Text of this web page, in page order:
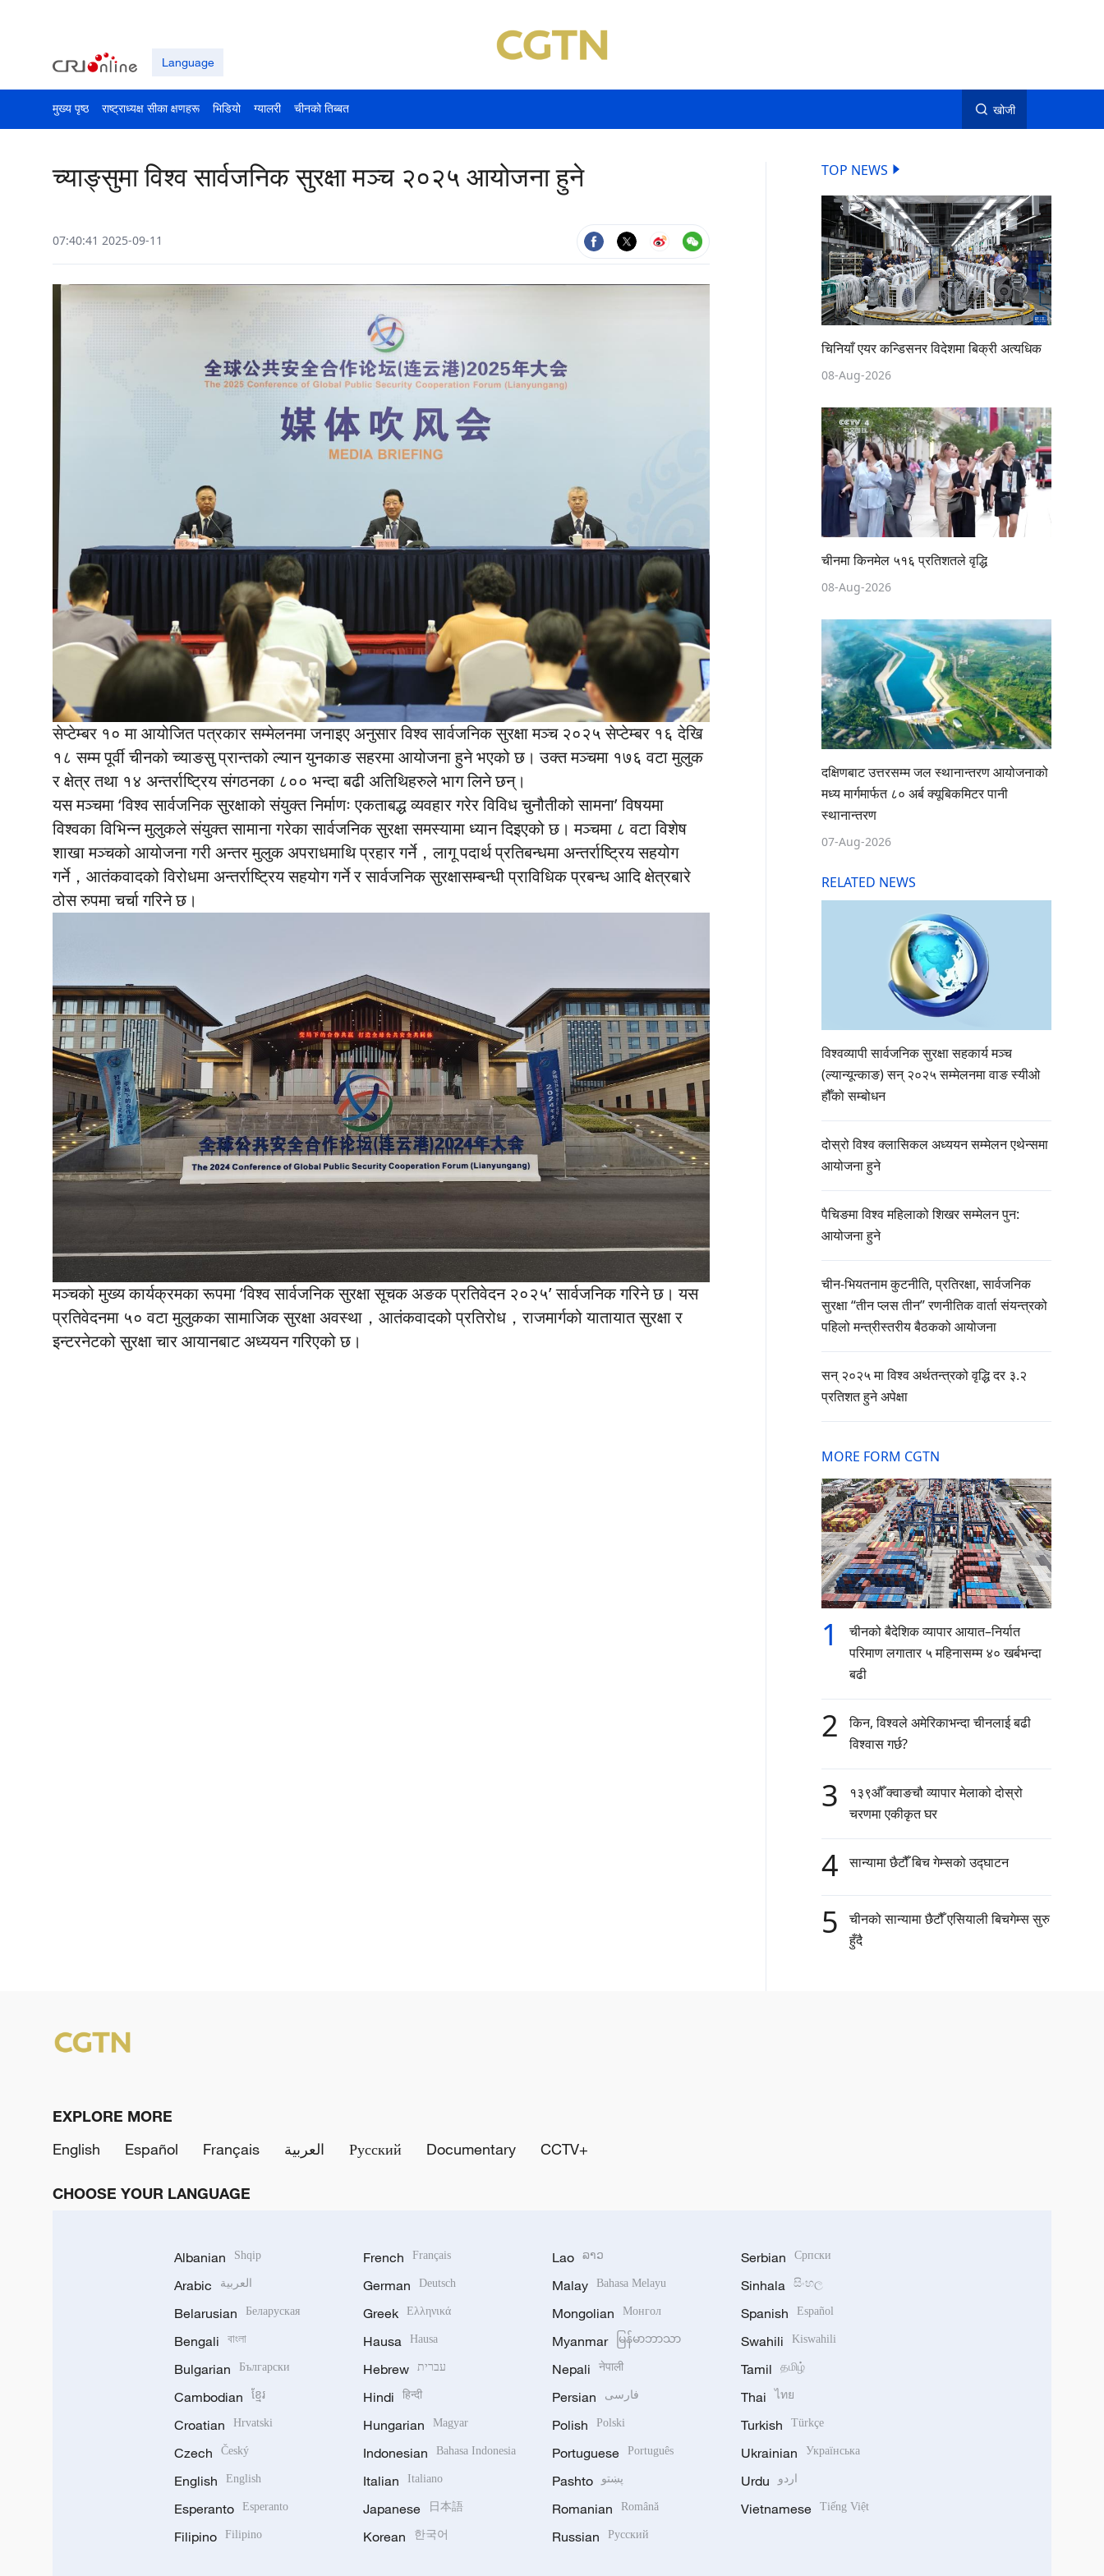
Language
मुख्य पृष्ठ राष्ट्राध्यक्ष सीका क्षणहरू भिडियो ग्यालरी चीनको तिब्बत खोजी
च्याङ्सुमा विश्व सार्वजनिक सुरक्षा मञ्च २०२५ आयोजना हुने
07:40:41 2025-09-11
सेप्टेम्बर १० मा आयोजित पत्रकार सम्मेलनमा जनाइए अनुसार विश्व सार्वजनिक सुरक्षा मञ्च २०२५ सेप्टेम्बर १६ देखि
१८ सम्म पूर्वी चीनको च्याङसु प्रान्तको ल्यान युनकाङ सहरमा आयोजना हुने भएको छ। उक्त मञ्चमा १७६ वटा मुलुक
र क्षेत्र तथा १४ अन्तर्राष्ट्रिय संगठनका ८०० भन्दा बढी अतिथिहरुले भाग लिने छन्।
यस मञ्चमा ‘विश्व सार्वजनिक सुरक्षाको संयुक्त निर्माणः एकताबद्ध व्यवहार गरेर विविध चुनौतीको सामना’ विषयमा
विश्वका विभिन्न मुलुकले संयुक्त सामाना गरेका सार्वजनिक सुरक्षा समस्यामा ध्यान दिइएको छ। मञ्चमा ८ वटा विशेष
शाखा मञ्चको आयोजना गरी अन्तर मुलुक अपराधमाथि प्रहार गर्ने，लागू पदार्थ प्रतिबन्धमा अन्तर्राष्ट्रिय सहयोग
गर्ने，आतंकवादको विरोधमा अन्तर्राष्ट्रिय सहयोग गर्ने र सार्वजनिक सुरक्षासम्बन्धी प्राविधिक प्रबन्ध आदि क्षेत्रबारे
ठोस रुपमा चर्चा गरिने छ।
मञ्चको मुख्य कार्यक्रमका रूपमा ‘विश्व सार्वजनिक सुरक्षा सूचक अङक प्रतिवेदन २०२५’ सार्वजनिक गरिने छ। यस
प्रतिवेदनमा ५० वटा मुलुकका सामाजिक सुरक्षा अवस्था，आतंकवादको प्रतिरोध，राजमार्गको यातायात सुरक्षा र
इन्टरनेटको सुरक्षा चार आयानबाट अध्ययन गरिएको छ।
TOP NEWS
चिनियाँ एयर कन्डिसनर विदेशमा बिक्री अत्यधिक
08-Aug-2026
चीनमा किनमेल ५१६ प्रतिशतले वृद्धि
08-Aug-2026
दक्षिणबाट उत्तरसम्म जल स्थानान्तरण आयोजनाको
मध्य मार्गमार्फत ८० अर्ब क्यूबिकमिटर पानी
स्थानान्तरण
07-Aug-2026
RELATED NEWS
विश्वव्यापी सार्वजनिक सुरक्षा सहकार्य मञ्च
(ल्यान्यून्काङ) सन् २०२५ सम्मेलनमा वाङ स्यीओ
हौँको सम्बोधन
दोस्रो विश्व क्लासिकल अध्ययन सम्मेलन एथेन्समा
आयोजना हुने
पैचिङमा विश्व महिलाको शिखर सम्मेलन पुन:
आयोजना हुने
चीन-भियतनाम कुटनीति, प्रतिरक्षा, सार्वजनिक
सुरक्षा “तीन प्लस तीन” रणनीतिक वार्ता संयन्त्रको
पहिलो मन्त्रीस्तरीय बैठकको आयोजना
सन् २०२५ मा विश्व अर्थतन्त्रको वृद्धि दर ३.२
प्रतिशत हुने अपेक्षा
MORE FORM CGTN
1
चीनको बैदेशिक व्यापार आयात–निर्यात
परिमाण लगातार ५ महिनासम्म ४० खर्बभन्दा
बढी
2
किन, विश्वले अमेरिकाभन्दा चीनलाई बढी
विश्वास गर्छ?
3
१३९औँ क्वाङचौ व्यापार मेलाको दोस्रो
चरणमा एकीकृत घर
4 सान्यामा छैटौँ बिच गेम्सको उद्घाटन
5
चीनको सान्यामा छैटौँ एसियाली बिचगेम्स सुरु
हुँदै
EXPLORE MORE
English
Español Français العربية Русский Documentary CCTV+
CHOOSE YOUR LANGUAGE
Albanian Shqip
Arabic العربية
Belarusian Беларуская
Bengali বাংলা
Bulgarian Български
Cambodian ខ្មែរ
Croatian Hrvatski
Czech Český
English English
Esperanto Esperanto
Filipino Filipino
French Français
German Deutsch
Greek Ελληνικά
Hausa Hausa
Hebrew עברית
Hindi हिन्दी
Hungarian Magyar
Indonesian Bahasa Indonesia
Italian Italiano
Japanese 日本語
Korean 한국어
Lao ລາວ
Malay Bahasa Melayu
Mongolian Монгол
Myanmar မြန်မာဘာသာ
Nepali नेपाली
Persian فارسی
Polish Polski
Portuguese Português
Pashto پښتو
Romanian Română
Russian Русский
Serbian Српски
Sinhala සිංහල
Spanish Español
Swahili Kiswahili
Tamil தமிழ்
Thai ไทย
Turkish Türkçe
Ukrainian Українська
Urdu اردو
Vietnamese Tiếng Việt